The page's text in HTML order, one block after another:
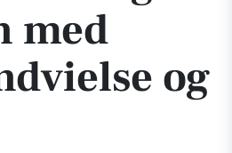
med
og